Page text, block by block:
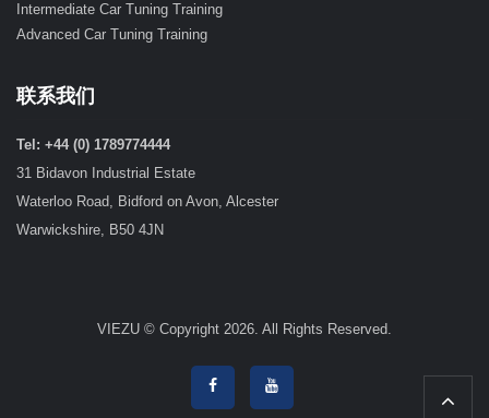
Intermediate Car Tuning Training
Advanced Car Tuning Training
联系我们
Tel: +44 (0) 1789774444
31 Bidavon Industrial Estate
Waterloo Road, Bidford on Avon, Alcester
Warwickshire, B50 4JN
VIEZU © Copyright 2026. All Rights Reserved.